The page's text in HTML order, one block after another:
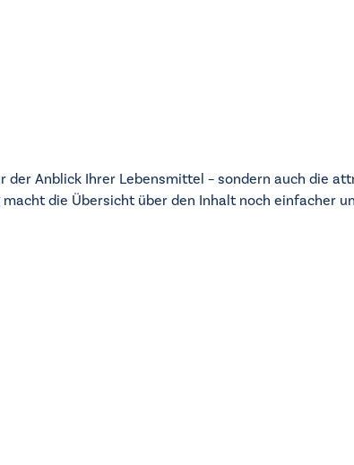
Anblick Ihrer Lebensmittel – sondern auch die
die Übersicht über den Inhalt noch einfacher